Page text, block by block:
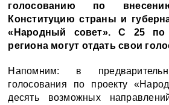
голосованию по
Конституцию страны и
«Народный совет». С 25
региона могут отдать свои
Напомним: в
голосования по проекту
десять возможных